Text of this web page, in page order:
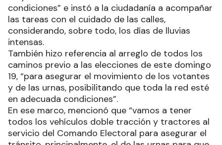
condiciones” e instó a la ciudadanía a acompañar
las tareas con el cuidado de las calles,
considerando, sobre todo, los días de lluvias
intensas.
También hizo referencia al arreglo de todos los
caminos previo a las elecciones de este domingo
19, “para asegurar el movimiento de los votantes
y de las urnas, posibilitando que toda la red esté
en adecuada condiciones”.
En ese marco, mencionó que “vamos a tener
todos los vehículos doble tracción y tractores al
servicio del Comando Electoral para asegurar el